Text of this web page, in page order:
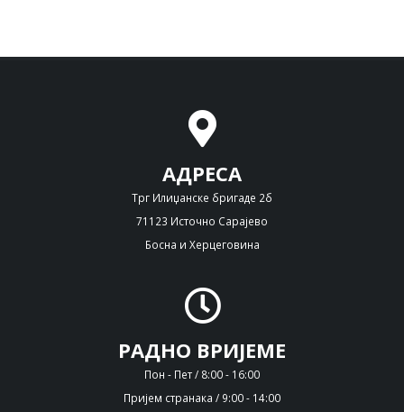
АДРЕСА
Трг Илиџанске бригаде 2б
71123 Источно Сарајево
Босна и Херцеговина
РАДНО ВРИЈЕМЕ
Пон - Пет / 8:00 - 16:00
Пријем странака / 9:00 - 14:00